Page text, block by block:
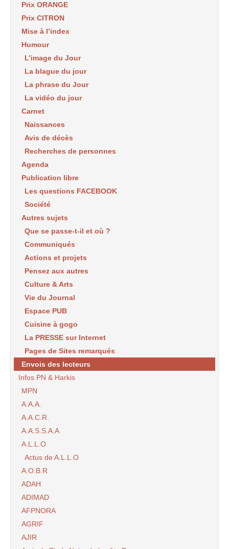
Prix ORANGE
Prix CITRON
Mise à l’index
Humour
L’image du Jour
La blague du jour
La phrase du Jour
La vidéo du jour
Carnet
Naissances
Avis de décès
Recherches de personnes
Agenda
Publication libre
Les questions FACEBOOK
Société
Autres sujets
Que se passe-t-il et où ?
Communiqués
Actions et projets
Pensez aux autres
Culture & Arts
Vie du Journal
Espace PUB
Cuisine à gogo
La PRESSE sur Internet
Pages de Sites remarqués
Envois des lecteurs
Infos PN & Harkis
MPN
A.A.A.
A.A.C.R.
A.A.S.S.A.A
A.L.L.O
Actus de A.L.L.O
A.O.B.R
ADAH
ADIMAD
AFPNORA
AGRIF
AJIR